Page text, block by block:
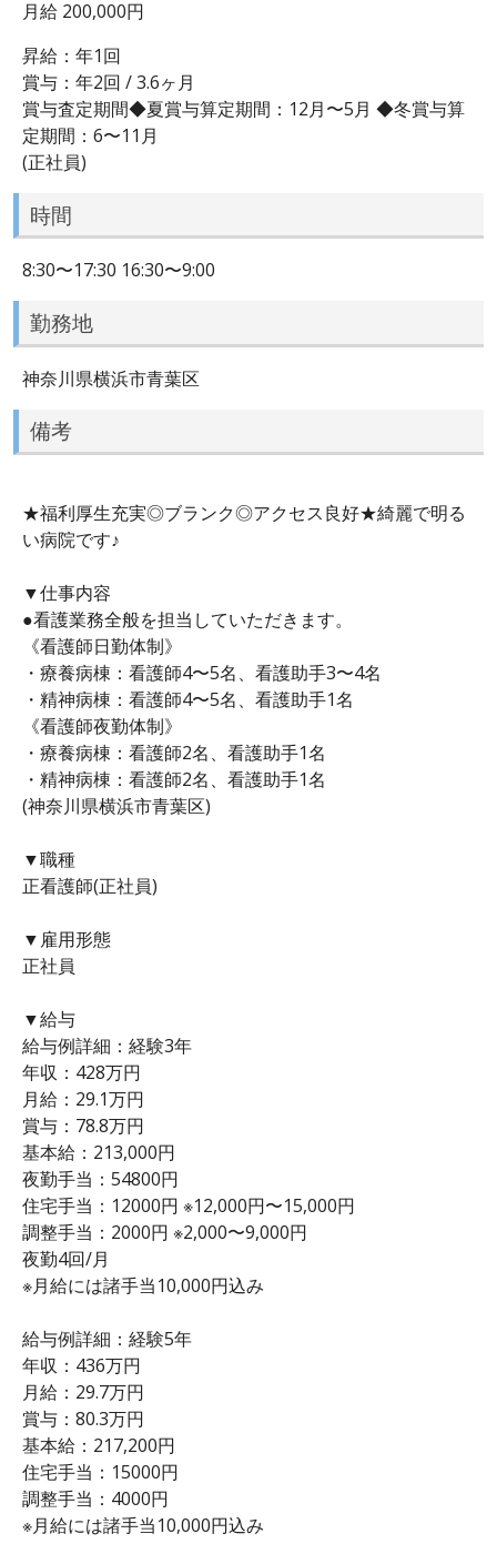
月給 200,000円
昇給：年1回
賞与：年2回 / 3.6ヶ月
賞与査定期間◆夏賞与算定期間：12月〜5月 ◆冬賞与算
定期間：6〜11月
(正社員)
時間
8:30〜17:30 16:30〜9:00
勤務地
神奈川県横浜市青葉区
備考
★福利厚生充実◎ブランク◎アクセス良好★綺麗で明る
い病院です♪
▼仕事内容
●看護業務全般を担当していただきます。
《看護師日勤体制》
・療養病棟：看護師4〜5名、看護助手3〜4名
・精神病棟：看護師4〜5名、看護助手1名
《看護師夜勤体制》
・療養病棟：看護師2名、看護助手1名
・精神病棟：看護師2名、看護助手1名
(神奈川県横浜市青葉区)
▼職種
正看護師(正社員)
▼雇用形態
正社員
▼給与
給与例詳細：経験3年
年収：428万円
月給：29.1万円
賞与：78.8万円
基本給：213,000円
夜勤手当：54800円
住宅手当：12000円 ※12,000円〜15,000円
調整手当：2000円 ※2,000〜9,000円
夜勤4回/月
※月給には諸手当10,000円込み
給与例詳細：経験5年
年収：436万円
月給：29.7万円
賞与：80.3万円
基本給：217,200円
住宅手当：15000円
調整手当：4000円
※月給には諸手当10,000円込み